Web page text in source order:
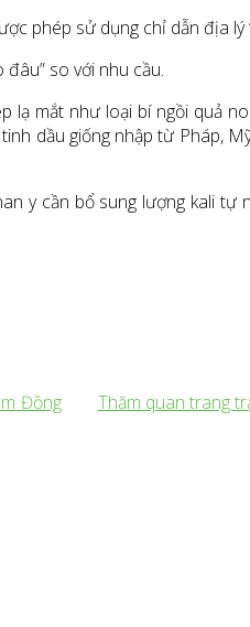
phép sử dụng chỉ dẫn địa lý
so với nhu cầu.
mắt như loại bí ngồi quả
dầu giống nhập từ Pháp,
y cần bổ sung lượng kali tự
Đồng
Thăm quan trang